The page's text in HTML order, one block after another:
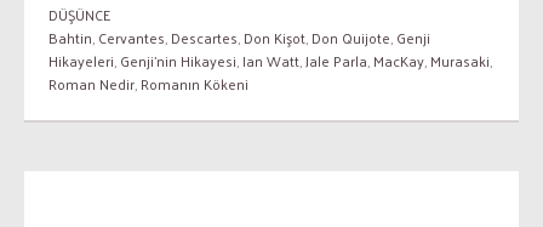
DÜŞÜNCE
Bahtin,Cervantes,Descartes,Don Kişot,Don Quijote,Genji
Hikayeleri,Genji'nin Hikayesi,Ian Watt,Jale Parla,MacKay,Murasaki,
Roman Nedir,Romanın Kökeni